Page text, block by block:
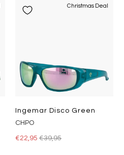
Christmas Deal
Ingemar Disco Green
CHPO
€22,95 €39,95